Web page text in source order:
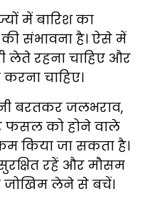
में बारिश का
संभावना है। ऐसे में
लेते रहना चाहिए और
चाहिए।
बरतकर जलभराव,
फसल को होने वाले
किया जा सकता है।
रहें और मौसम
लेने से बचें।